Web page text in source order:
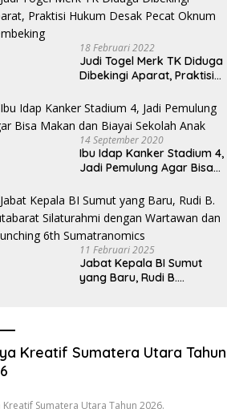
18 Februari 2022
Judi Togel Merk TK Diduga
Dibekingi Aparat, Praktisi
Oknum Pembeking
14 September 2020
Ibu Idap Kanker Stadium 4,
Jadi Pemulung Agar Bisa
Anak
11 Februari 2025
Jabat Kepala BI Sumut
yang Baru, Rudi B.
Kreatif Sumatera Utara Tahun
Kreatif Sumatera Utara Tahun 2026.